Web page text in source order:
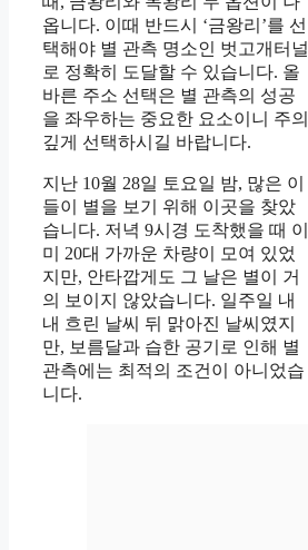
옵니다. 이때 반드시 ‘금왕리’를 선
택해야 별 관측 명소인 벗고개터널
로 정확히 도달할 수 있습니다. 올
바른 주소 선택은 별 관측의 성공
을 좌우하는 중요한 요소이니 주의
깊게 선택하시길 바랍니다.
지난 10월 28일 토요일 밤, 많은 이
들이 별을 보기 위해 이곳을 찾았
습니다. 저녁 9시경 도착했을 때 이
미 20대 가까운 차량이 모여 있었
지만, 안타깝게도 그 날은 별이 거
의 보이지 않았습니다. 일주일 내
내 흐린 날씨 뒤 맑아진 날씨였지
만, 보름달과 습한 공기로 인해 별
관측에는 최적의 조건이 아니었습
니다.